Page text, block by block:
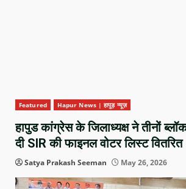
Featured Hapur News | हापुड़ न्यूज़
हापुड कांग्रेस के जिलाध्यक्ष ने तीनों
दी SIR की फाइनल वोटर लिस्ट वितरित
Satya Prakash Seeman May 26, 2026